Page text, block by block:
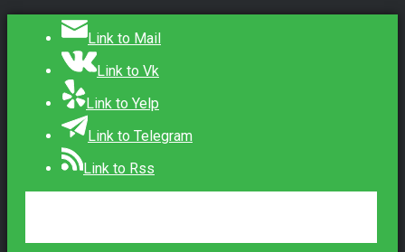
Link to Mail
Link to Vk
Link to Yelp
Link to Telegram
Link to Rss